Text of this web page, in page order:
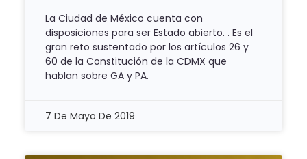
La Ciudad de México cuenta con
disposiciones para ser Estado abierto. . Es el
gran reto sustentado por los artículos 26 y
60 de la Constitución de la CDMX que
hablan sobre GA y PA.
7 De Mayo De 2019